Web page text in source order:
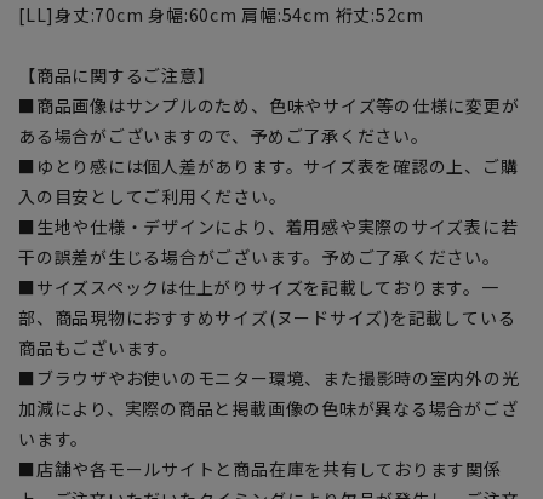
[LL]身丈:70cm 身幅:60cm 肩幅:54cm 裄丈:52cm
【商品に関するご注意】
■商品画像はサンプルのため、色味やサイズ等の仕様に変更が
ある場合がございますので、予めご了承ください。
■ゆとり感には個人差があります。サイズ表を確認の上、ご購
入の目安としてご利用ください。
■生地や仕様・デザインにより、着用感や実際のサイズ表に若
干の誤差が生じる場合がございます。予めご了承ください。
■サイズスペックは仕上がりサイズを記載しております。一
部、商品現物におすすめサイズ(ヌードサイズ)を記載している
商品もございます。
■ブラウザやお使いのモニター環境、また撮影時の室内外の光
加減により、実際の商品と掲載画像の色味が異なる場合がござ
います。
■店舗や各モールサイトと商品在庫を共有しております関係